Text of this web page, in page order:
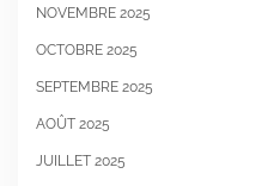
NOVEMBRE 2025
OCTOBRE 2025
SEPTEMBRE 2025
AOÛT 2025
JUILLET 2025